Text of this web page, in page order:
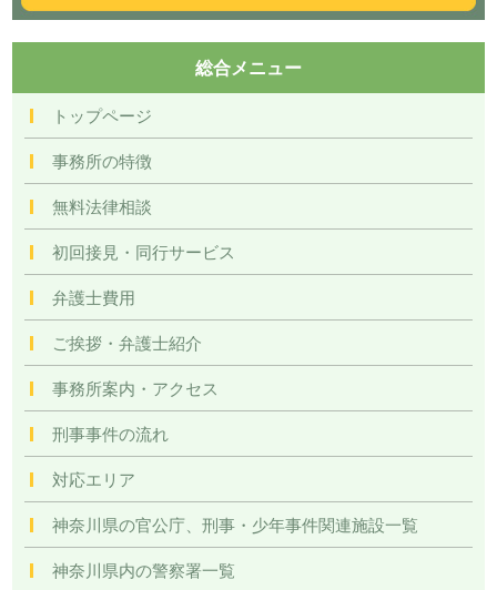
総合メニュー
トップページ
事務所の特徴
無料法律相談
初回接見・同行サービス
弁護士費用
ご挨拶・弁護士紹介
事務所案内・アクセス
刑事事件の流れ
対応エリア
神奈川県の官公庁、刑事・少年事件関連施設一覧
神奈川県内の警察署一覧